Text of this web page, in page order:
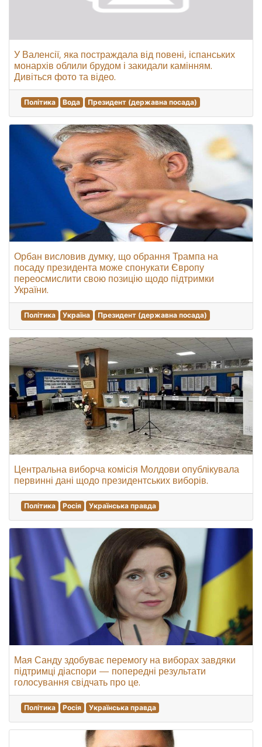
У Валенсії, яка постраждала від повені, іспанських
монархів облили брудом і закидали камінням.
Дивіться фото та відео.
Політика Вода Президент (державна посада)
Орбан висловив думку, що обрання Трампа на
посаду президента може спонукати Європу
переосмислити свою позицію щодо підтримки
України.
Політика Україна Президент (державна посада)
Центральна виборча комісія Молдови опублікувала
первинні дані щодо президентських виборів.
Політика Росія Українська правда
Мая Санду здобуває перемогу на виборах завдяки
підтримці діаспори — попередні результати
голосування свідчать про це.
Політика Росія Українська правда